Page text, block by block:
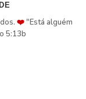
❤️ "Está alguém
5:13b